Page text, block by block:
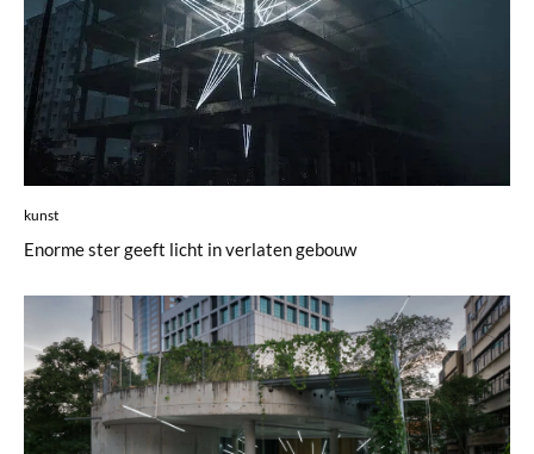
kunst
Enorme ster geeft licht in verlaten gebouw